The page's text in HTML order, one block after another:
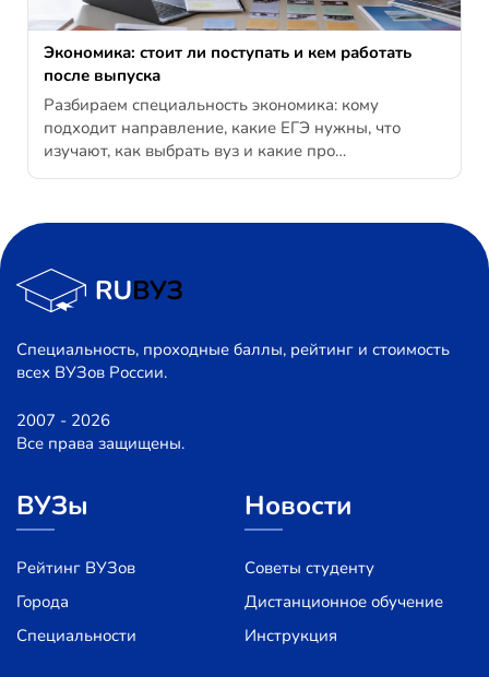
Экономика: стоит ли поступать и кем работать
после выпуска
Разбираем специальность экономика: кому
подходит направление, какие ЕГЭ нужны, что
изучают, как выбрать вуз и какие про…
Специальность, проходные баллы, рейтинг и стоимость
всех ВУЗов России.
2007 - 2026
Все права защищены.
ВУЗы
Рейтинг ВУЗов
Города
Специальности
Новости
Советы студенту
Дистанционное обучение
Инструкция